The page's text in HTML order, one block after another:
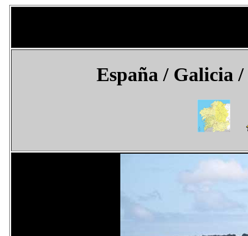
España/ Galicia /